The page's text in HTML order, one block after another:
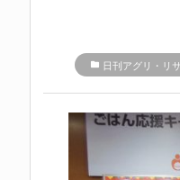
folder 日刊アグリ・リ